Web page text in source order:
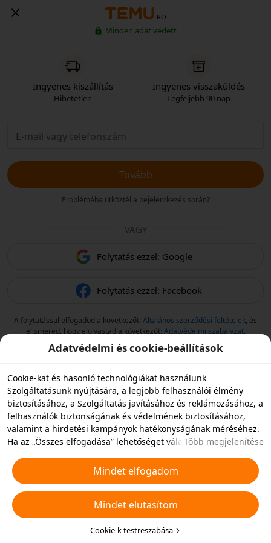
RO
Minden adat védett
Ingyenes kiszállítás
Hihetetlen
Ingyenes visszaküldés
Legfeljebb 90 nap
Tovább
Problémába ütköztél a bejelentkezés során?
VAGY
Folytatás ezzel: Google
Folytatás ezzel: Facebook
A folytatással elfogadod a következőt: Általános szerződési feltételek, és
elismered, hogy elolvastad a következőt: Adatvédelmi szabályzat.
Adatvédelmi és cookie-beállítások
Cookie-kat és hasonló technológiákat használunk
Szolgáltatásunk nyújtására, a legjobb felhasználói élmény
biztosításához, a Szolgáltatás javításához és reklámozásához, a
felhasználók biztonságának és védelmének biztosításához,
valamint a hirdetési kampányok hatékonyságának méréséhez.
Ha az „Összes elfogadása” lehetőséget választja, akkor
hasonló technológiákat tároljunk az eszközén hirdetési célokra.
Elutasíthatja az összes nem alapvető cookie-t, vagy az alábbi
„Cookie-k testreszabása” gombra kattintva vagy az adatvédelmi
beállításoknál bármikor kiválaszthatja, hogy mely típusú
cookie-kat szeretné elfogadni vagy letiltani. További
Cookie-kra és hasonló technológiákra
Több megjelenítése
Mindet elfogadom
Mindet elutasítom
Cookie-k testreszabása